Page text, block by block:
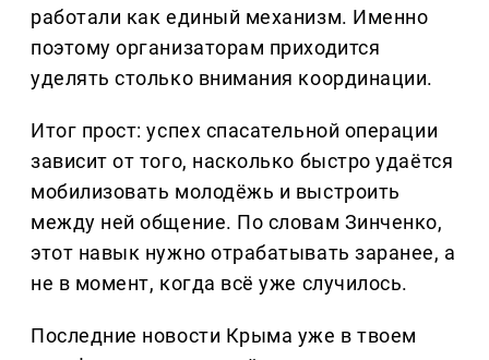
работали как единый механизм. Именно
поэтому организаторам приходится
уделять столько внимания координации.
Итог прост: успех спасательной операции
зависит от того, насколько быстро удаётся
мобилизовать молодёжь и выстроить
между ней общение. По словам Зинченко,
этот навык нужно отрабатывать заранее, а
не в момент, когда всё уже случилось.
Последние новости Крыма уже в твоем